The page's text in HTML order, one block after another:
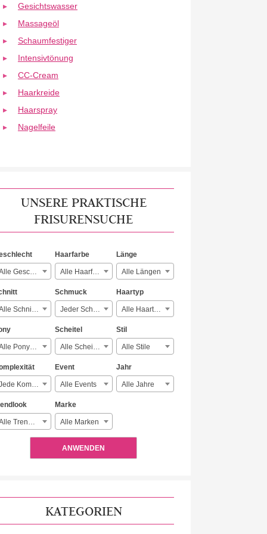
Gesichtswasser
Massageöl
Schaumfestiger
Intensivtönung
CC-Cream
Haarkreide
Haarspray
Nagelfeile
UNSERE PRAKTISCHE
FRISURENSUCHE
Alle Geschlechter
Haarfarbe
Alle Haarfarben
Länge
Alle Längen
Alle Schnitte
Schmuck
Jeder Schmuck
Haartyp
Alle Haartypen
Alle Ponyarten
Scheitel
Alle Scheitelarten
Stil
Alle Stile
Jede Komplexität
Event
Alle Events
Jahr
Alle Jahre
Alle Trendlooks
Marke
Alle Marken
ANWENDEN
KATEGORIEN